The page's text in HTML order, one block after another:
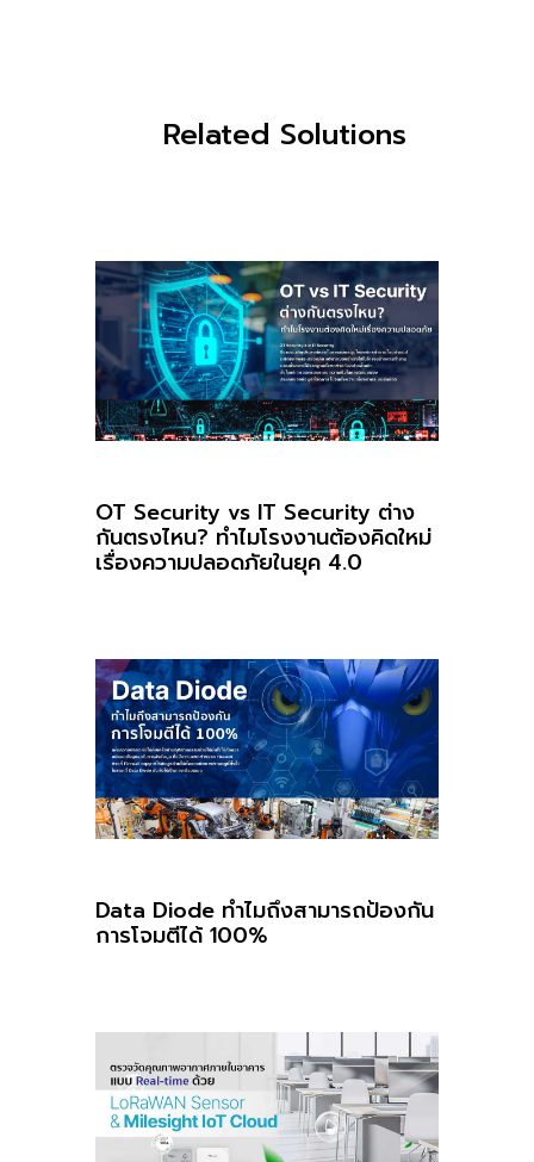
Related Solutions
OT Security vs IT Security ต่าง
กันตรงไหน? ทำไมโรงงานต้องคิดใหม่
เรื่องความปลอดภัยในยุค 4.0
Data Diode ทำไมถึงสามารถป้องกัน
การโจมตีได้ 100%